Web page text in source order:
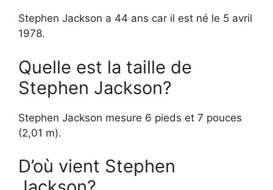
Stephen Jackson a 44 ans car il est né le 5 avril
1978.
Quelle est la taille de
Stephen Jackson?
Stephen Jackson mesure 6 pieds et 7 pouces
(2,01 m).
D’où vient Stephen